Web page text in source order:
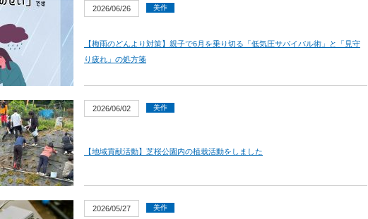
2026/06/26 美作
【梅雨のどんより対策】親子で6月を乗り切る「低気圧サバイバル術」と「見守
り疲れ」の処方箋
2026/06/02 美作
【地域貢献活動】芝桜公園内の植栽活動をしました
2026/05/27 美作